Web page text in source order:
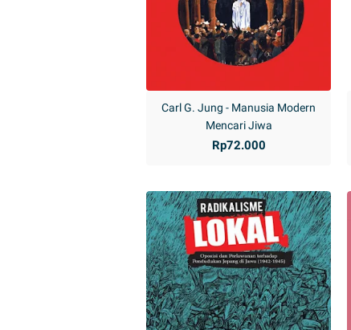
Carl G. Jung - Manusia Modern
Mencari Jiwa
Rp72.000